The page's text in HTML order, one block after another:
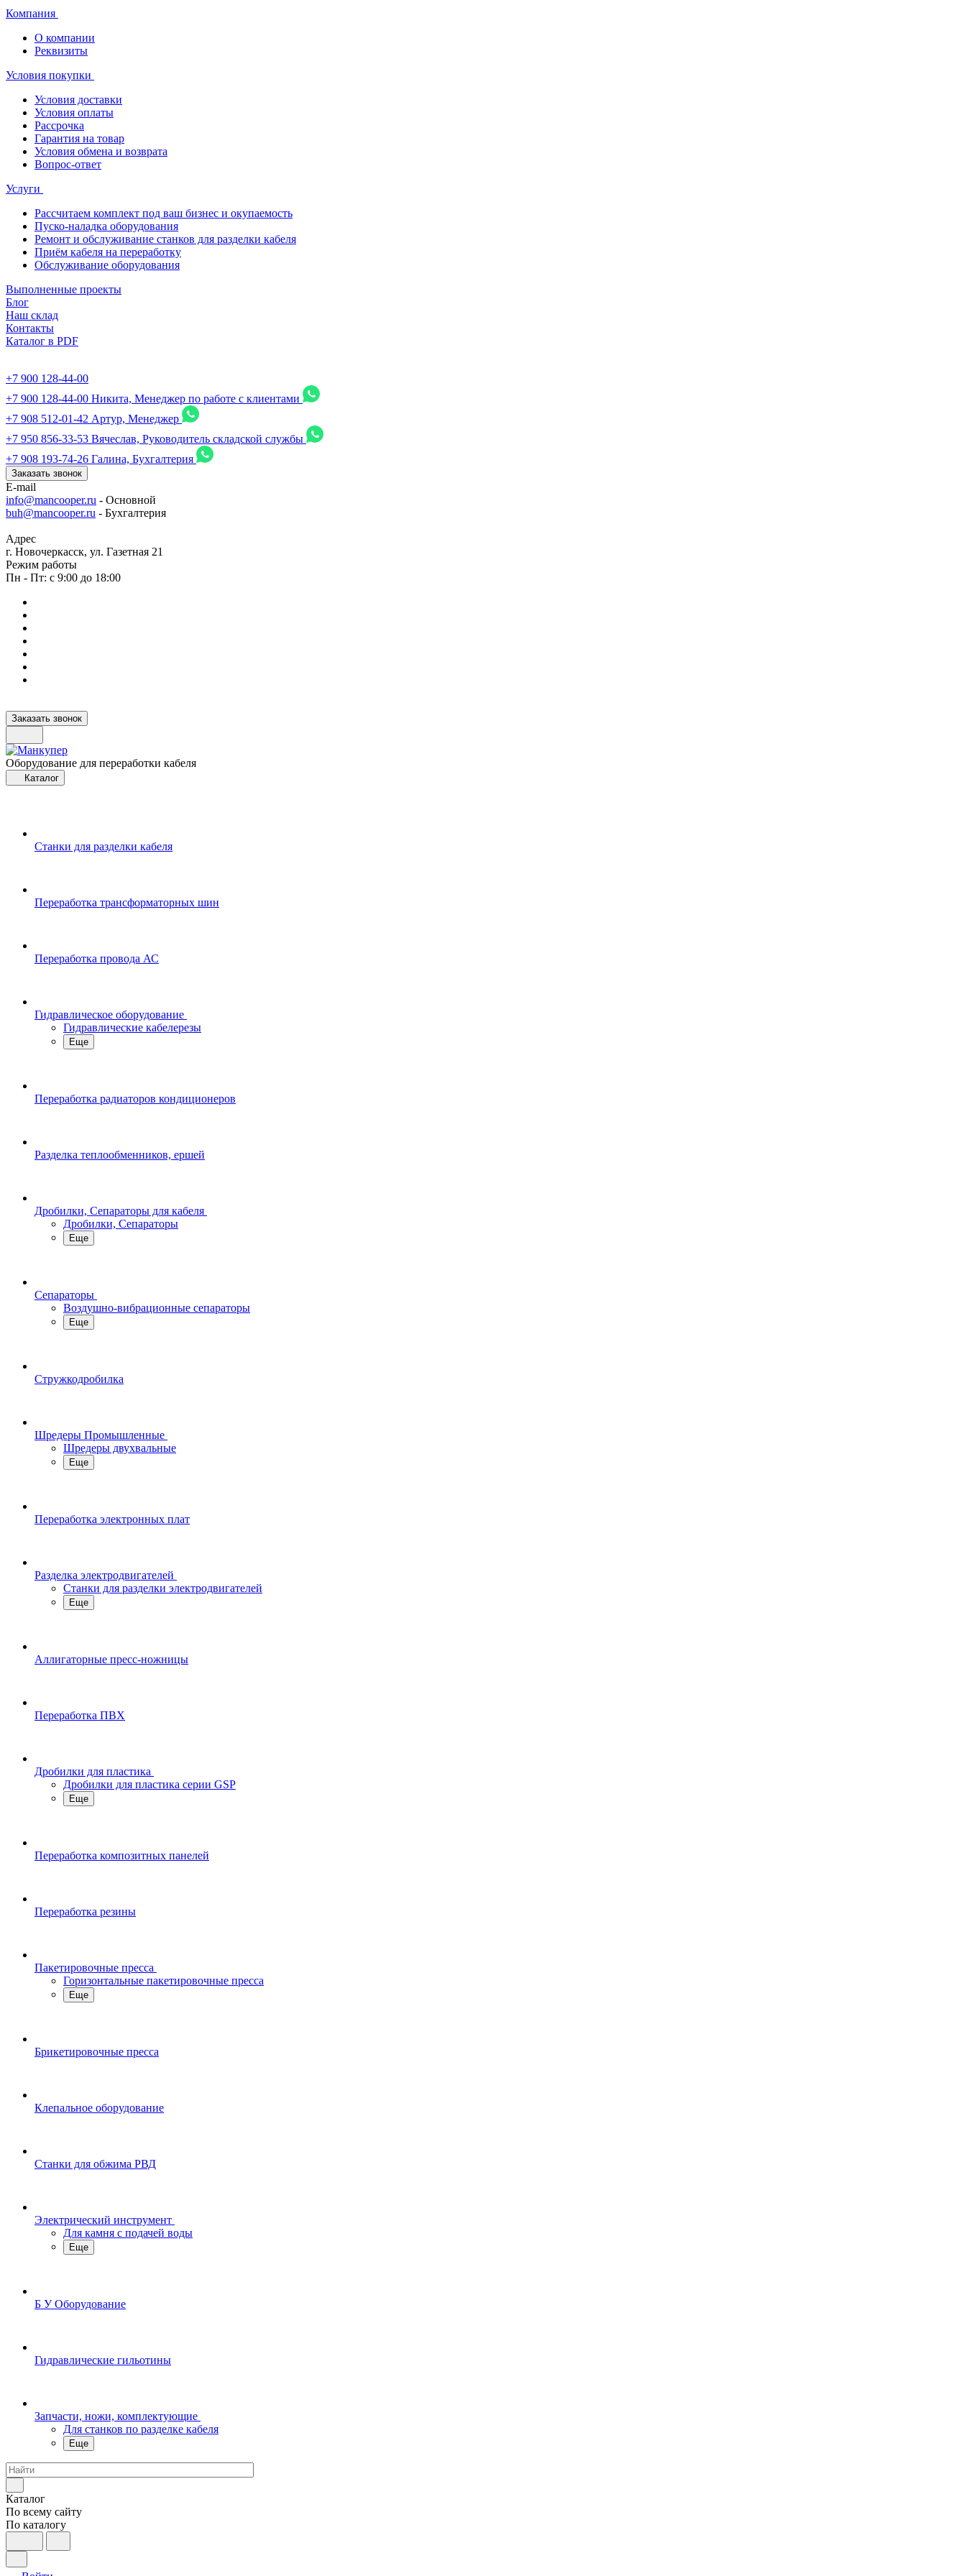
Компания
О компании
Реквизиты
Условия покупки
Условия доставки
Условия оплаты
Рассрочка
Гарантия на товар
Условия обмена и возврата
Вопрос-ответ
Услуги
Рассчитаем комплект под ваш бизнес и окупаемость
Пуско-наладка оборудования
Ремонт и обслуживание станков для разделки кабеля
Приём кабеля на переработку
Обслуживание оборудования
Выполненные проекты
Блог
Наш склад
Контакты
Каталог в PDF
+7 900 128-44-00
+7 900 128-44-00 Никита, Менеджер по работе с клиентами
+7 908 512-01-42 Артур, Менеджер
+7 950 856-33-53 Вячеслав, Руководитель складской службы
+7 908 193-74-26 Галина, Бухгалтерия
Заказать звонок
E-mail
info@mancooper.ru - Основной
buh@mancooper.ru - Бухгалтерия
Адрес
г. Новочеркасск, ул. Газетная 21
Режим работы
Пн - Пт: с 9:00 до 18:00
Заказать звонок
Оборудование для переработки кабеля
Каталог
Станки для разделки кабеля
Переработка трансформаторных шин
Переработка провода АС
Гидравлическое оборудование
Гидравлические кабелерезы
Еще
Переработка радиаторов кондиционеров
Разделка теплообменников, ершей
Дробилки, Сепараторы для кабеля
Дробилки, Сепараторы
Еще
Сепараторы
Воздушно-вибрационные сепараторы
Еще
Стружкодробилка
Шредеры Промышленные
Шредеры двухвальные
Еще
Переработка электронных плат
Разделка электродвигателей
Станки для разделки электродвигателей
Еще
Аллигаторные пресс-ножницы
Переработка ПВХ
Дробилки для пластика
Дробилки для пластика серии GSP
Еще
Переработка композитных панелей
Переработка резины
Пакетировочные пресса
Горизонтальные пакетировочные пресса
Еще
Брикетировочные пресса
Клепальное оборудование
Станки для обжима РВД
Электрический инструмент
Для камня с подачей воды
Еще
Б У Оборудование
Гидравлические гильотины
Запчасти, ножи, комплектующие
Для станков по разделке кабеля
Еще
Каталог
По всему сайту
По каталогу